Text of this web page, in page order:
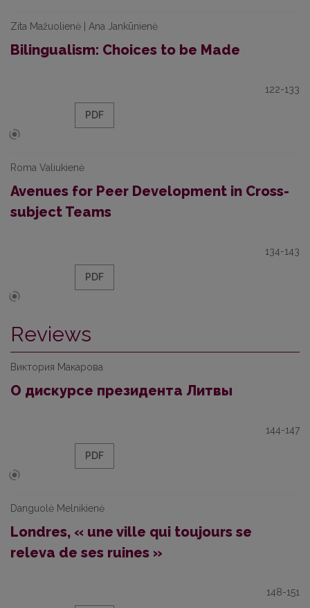
Zita Mažuolienė | Ana Jankūnienė
Bilingualism: Choices to be Made
122-133
PDF
Roma Valiukienė
Avenues for Peer Development in Cross-
subject Teams
134-143
PDF
Reviews
Виктория Макарова
О дискурсе президента Литвы
144-147
PDF
Danguolė Melnikienė
Londres, « une ville qui toujours se
releva de ses ruines »
148-151